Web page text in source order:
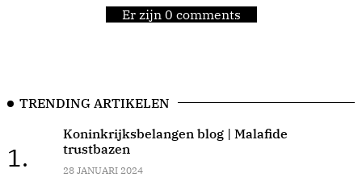
Er zijn 0 comments
TRENDING ARTIKELEN
1.
Koninkrijksbelangen blog | Malafide
trustbazen
28 JANUARI 2024